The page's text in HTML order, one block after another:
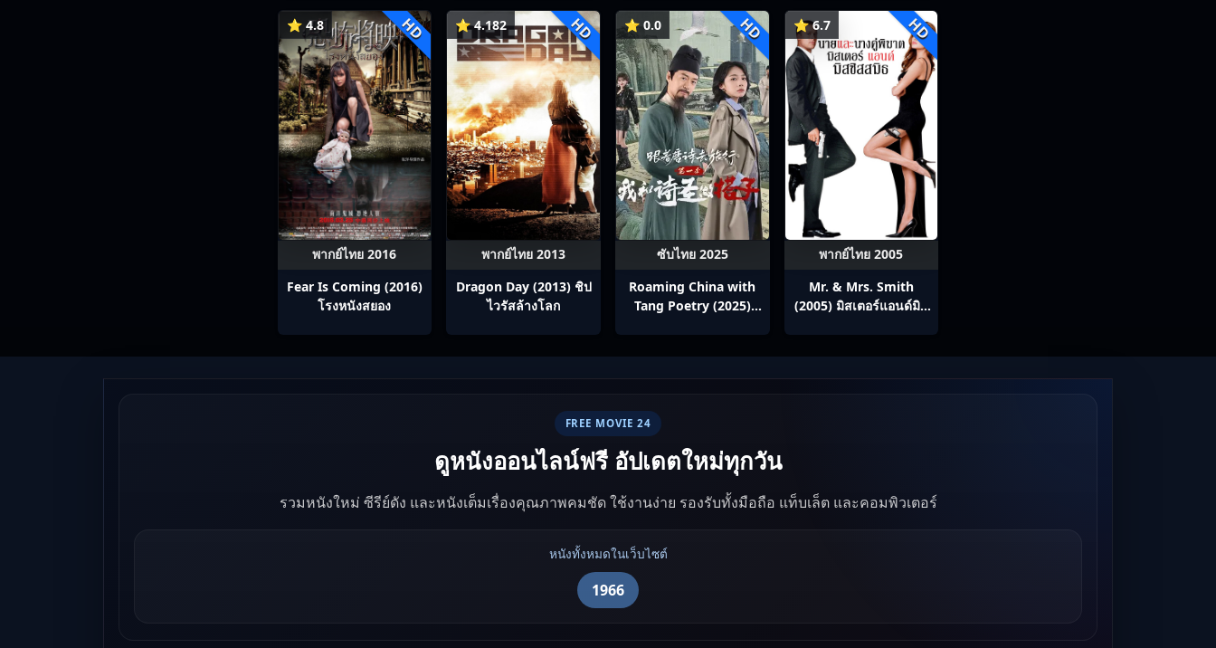
⭐ 4.8 HD
พากย์ไทย 2016
Fear Is Coming (2016)
โรงหนังสยอง
⭐ 4.182 HD
พากย์ไทย 2013
Dragon Day (2013) ชิป
ไวรัสล้างโลก
⭐ 0.0 HD
ซับไทย 2025
Roaming China with
Tang Poetry (2025)
Ep1-12
⭐ 6.7 HD
พากย์ไทย 2005
Mr. & Mrs. Smith
(2005) มิสเตอร์แอนด์มิส
FREE MOVIE 24
ดูหนังออนไลน์ฟรี อัปเดตใหม่ทุกวัน
รวมหนังใหม่ ซีรีย์ดัง และหนังเต็มเรื่องคุณภาพคมชัด ใช้งานง่าย รองรับทั้งมือถือ แท็บเล็ต และคอมพิวเตอร์
หนังทั้งหมดในเว็บไซต์
1966